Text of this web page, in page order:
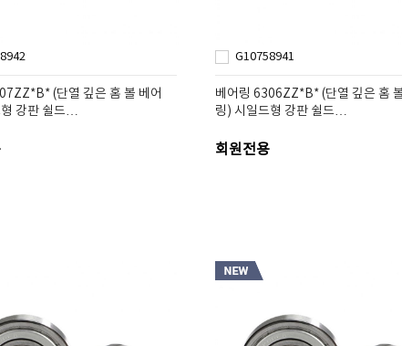
(단열 깊은 홈 볼 베어
강판 쉴드…
G10758941
베어링 6306ZZ*B* (단열 깊은 홈
링) 시일드형 강판 쉴드…
회원전용